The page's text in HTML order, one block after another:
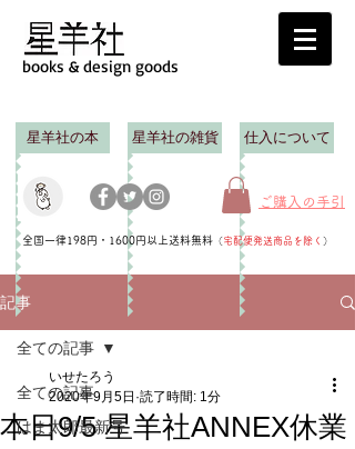
books & design goods
星羊社の本 星羊社の雑貨 仕入について
ご購入の手引
全国一律198円・1600円以上送料無料 （宅配便発送商品を除く ）
記事
全ての記事
はま太郎最新号
全ての記事
本日9/5 星羊社ANNEX休業
いせたろう
2020年9月5日 読了時間: 1分